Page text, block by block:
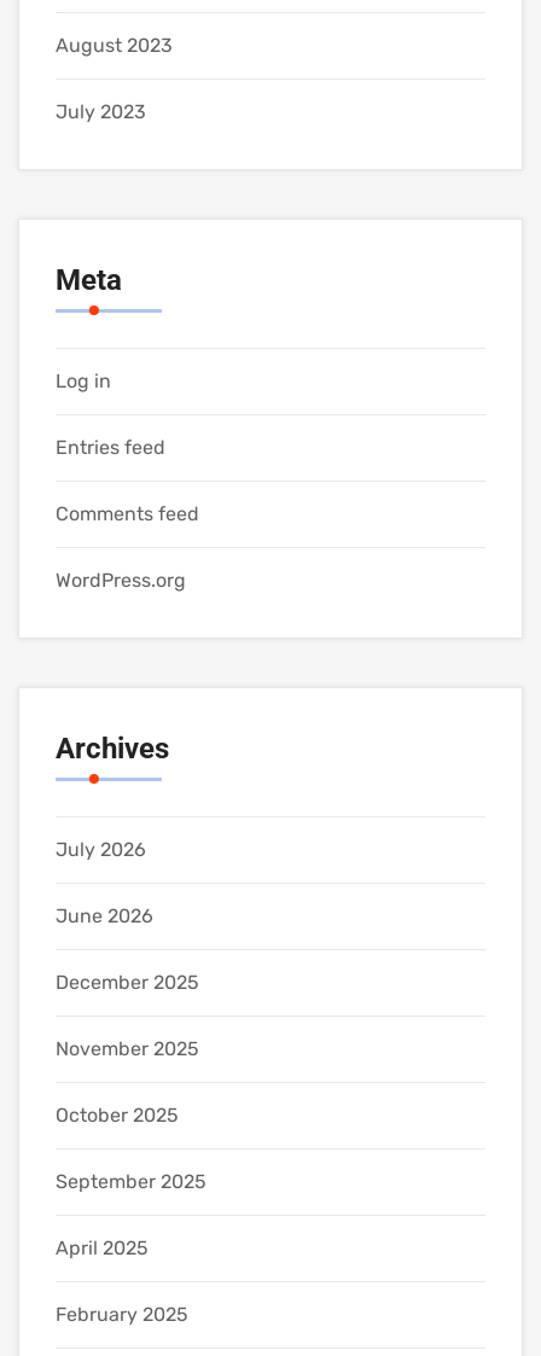
August 2023
July 2023
Meta
Log in
Entries feed
Comments feed
WordPress.org
Archives
July 2026
June 2026
December 2025
November 2025
October 2025
September 2025
April 2025
February 2025